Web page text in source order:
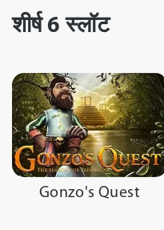
शीर्ष 6 स्लॉट
Gonzo's Quest